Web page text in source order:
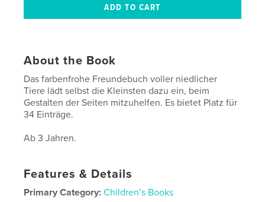
About the Book
Das farbenfrohe Freundebuch voller niedlicher
Tiere lädt selbst die Kleinsten dazu ein, beim
Gestalten der Seiten mitzuhelfen. Es bietet Platz für
34 Einträge.
Ab 3 Jahren.
Features & Details
Primary Category: Children’s Books